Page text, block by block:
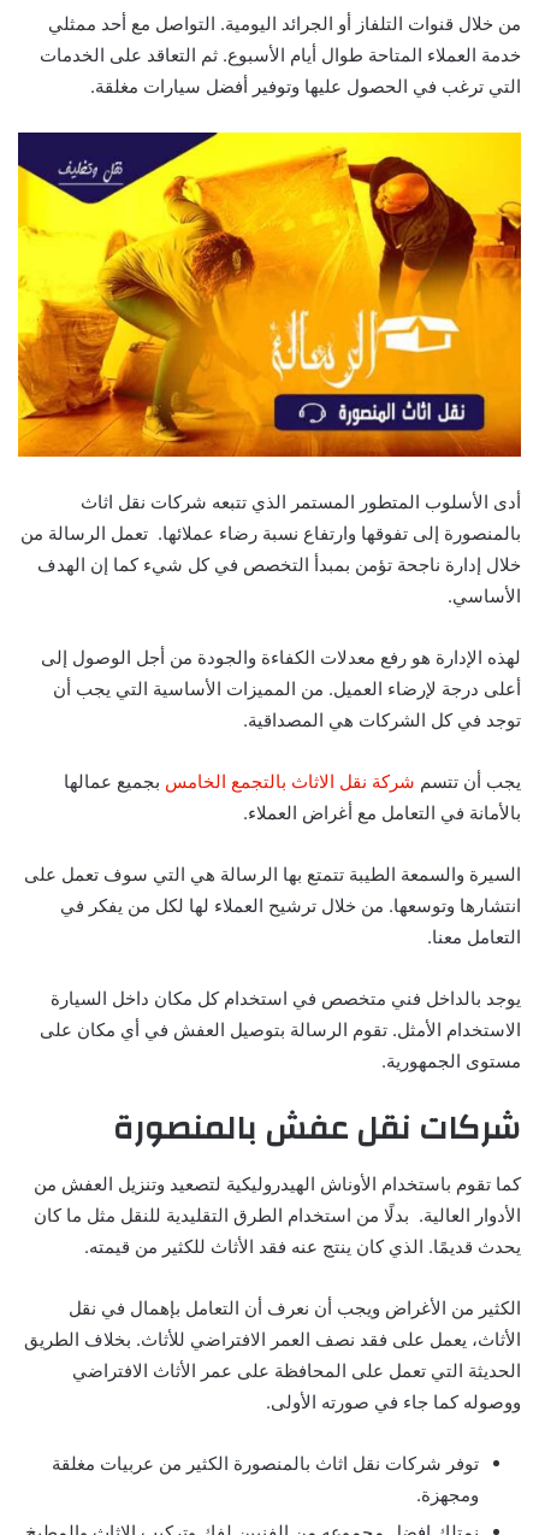
من خلال قنوات التلفاز أو الجرائد اليومية. التواصل مع أحد ممثلي
خدمة العملاء المتاحة طوال أيام الأسبوع. ثم التعاقد على الخدمات
التي ترغب في الحصول عليها وتوفير أفضل سيارات مغلقة.
أدى الأسلوب المتطور المستمر الذي تتبعه شركات نقل اثاث
بالمنصورة إلى تفوقها وارتفاع نسبة رضاء عملائها. تعمل الرسالة من
خلال إدارة ناجحة تؤمن بمبدأ التخصص في كل شيء كما إن الهدف
الأساسي.
لهذه الإدارة هو رفع معدلات الكفاءة والجودة من أجل الوصول إلى
أعلى درجة لإرضاء العميل. من المميزات الأساسية التي يجب أن
توجد في كل الشركات هي المصداقية.
يجب أن تتسم شركة نقل الاثاث بالتجمع الخامس بجميع عمالها
بالأمانة في التعامل مع أغراض العملاء.
السيرة والسمعة الطيبة تتمتع بها الرسالة هي التي سوف تعمل على
انتشارها وتوسعها. من خلال ترشيح العملاء لها لكل من يفكر في
التعامل معنا.
يوجد بالداخل فني متخصص في استخدام كل مكان داخل السيارة
الاستخدام الأمثل. تقوم الرسالة بتوصيل العفش في أي مكان على
مستوى الجمهورية.
شركات نقل عفش بالمنصورة
كما تقوم باستخدام الأوناش الهيدروليكية لتصعيد وتنزيل العفش من
الأدوار العالية. بدلًا من استخدام الطرق التقليدية للنقل مثل ما كان
يحدث قديمًا. الذي كان ينتج عنه فقد الأثاث للكثير من قيمته.
الكثير من الأغراض ويجب أن نعرف أن التعامل بإهمال في نقل
الأثاث، يعمل على فقد نصف العمر الافتراضي للأثاث. بخلاف الطريق
الحديثة التي تعمل على المحافظة على عمر الأثاث الافتراضي
ووصوله كما جاء في صورته الأولى.
توفر شركات نقل اثاث بالمنصورة الكثير من عربيات مغلقة
ومجهزة.